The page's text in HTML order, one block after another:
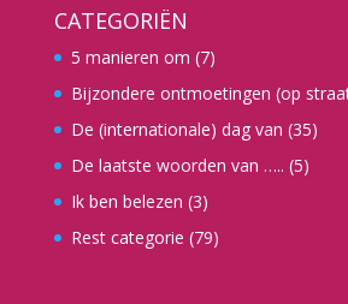
CATEGORIËN
5 manieren om (7)
Bijzondere ontmoetingen (op
De (internationale) dag van (35)
De laatste woorden van ….. (5)
Ik ben belezen (3)
Rest categorie (79)